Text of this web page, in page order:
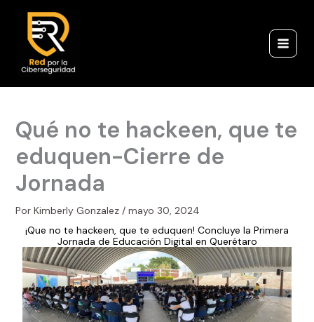
contenido
Qué no te hackeen, que te
eduquen-Cierre de
Jornada
Por Kimberly Gonzalez / mayo 30, 2024
¡Que no te hackeen, que te eduquen! Concluye la Primera
Jornada de Educación Digital en Querétaro